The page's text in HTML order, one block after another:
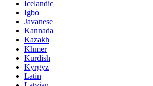
Icelandic
Igbo
Javanese
Kannada
Kazakh
Khmer
Kurdish
Kyrgyz
Latin